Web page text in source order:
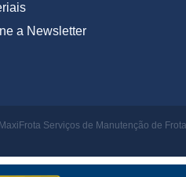
a Newsletter
Serviços de Manutenção de